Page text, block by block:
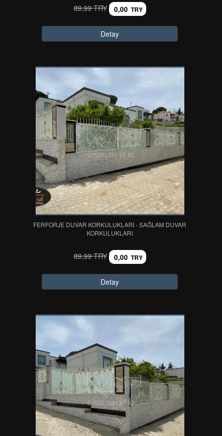
89,99 TRY 0,00 TRY
Detay
FERFORJE DUVAR KORKULUKLARI - SAĞLAM DUVAR
KORKULUKLARI
89,99 TRY 0,00 TRY
Detay